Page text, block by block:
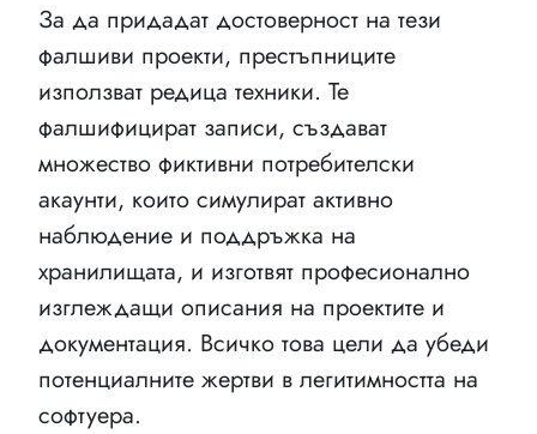
За да придадат достоверност на тези
фалшиви проекти, престъпниците
използват редица техники. Те
фалшифицират записи, създават
множество фиктивни потребителски
акаунти, които симулират активно
наблюдение и поддръжка на
хранилищата, и изготвят професионално
изглеждащи описания на проектите и
документация. Всичко това цели да убеди
потенциалните жертви в легитимността на
софтуера.